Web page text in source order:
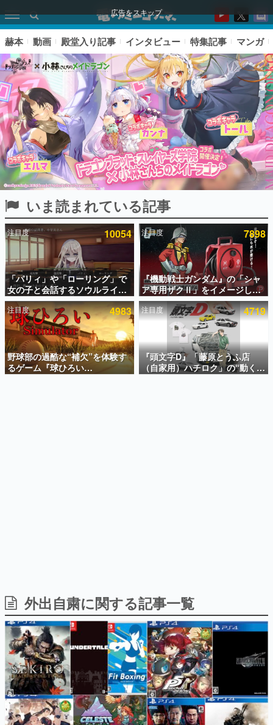
広告をスキップ
ピックアップ
電ファミのいま読まれている記事ランキング
アプリセール情報
インタビュー
連載・特集一覧
殿堂入り記事
SNS拡散数が数千以上！ ページビュー数万以上！ などな
ど。多くの人々に読まれた、電ファミ渾身の“殿堂入り”記
事をまとめました。
日本のモバイルゲーム史における主要なトピック・タイト
ルを網羅するほか、開発者へのインタビューや識者による
解説を掲載。約20年の歴史が一望できる決定版！
若ゲのいたり〜ゲームクリエイターの青春〜
『うつヌケ』『ペンと箸』等で知られるマンガ家・田中圭
一先生によるゲーム業界レポートマンガです。
なんでゲームは面白い？
ゲーム開発者・hamatsu氏がゲームの魅力を画面や操作の
具体的な形から解き明かしていく、硬派で骨太な評論連載
です。
赫本 動画 殿堂入り記事 インタビュー 特集記事 マンガ
いま読まれている記事
注目度 10054
「パリィ」や「ローリング」で
女の子と会話するソウルライク
恋愛ゲーム『小早川さんはソウ
ルライク』無料公開。返事に失
敗すると「YOU DIED」
注目度 7898
『機動戦士ガンダム』の「シャ
ア専用ザクⅡ」をイメージした
散水ホースリールが予約開始。
本体にはシャアのパーソナルマ
ークやジオン公国軍のエンブレ
ム、型式番号などを配置
注目度 4983
野球部の過酷な“補欠”を体験す
るゲーム『球ひろい
Simulator』が「1件」のウィッ
注目度 4719
『頭文字D』「藤原とうふ店
（自家用）ハチロク」の“動くテ
ィッシュケース”が買えるポップ